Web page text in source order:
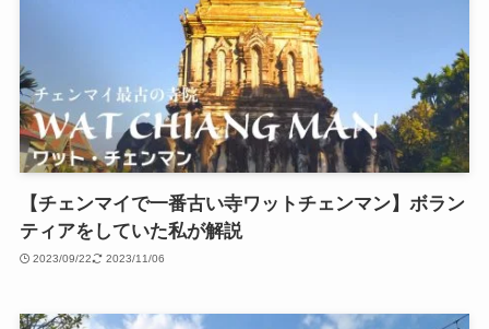
【チェンマイで一番古い寺ワットチェンマン】ボラン
ティアをしていた私が解説
2023/09/22 2023/11/06